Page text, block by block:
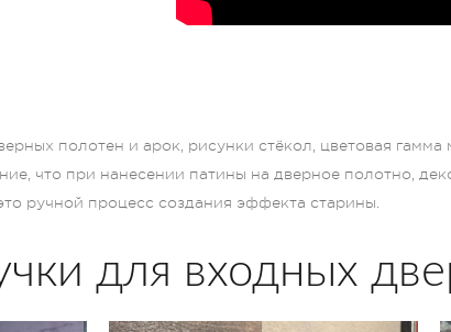
полотен и арок, рисунки стёкол, цветовая
что при нанесении патины на дверное полотно,
ручной процесс создания эффекта старины.
для входных